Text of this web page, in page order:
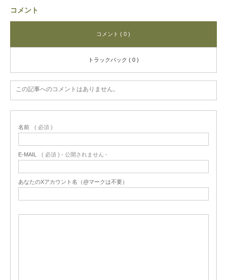
コメント
コメント ( 0 )
トラックバック ( 0 )
この記事へのコメントはありません。
名前 ( 必須 )
E-MAIL ( 必須 ) - 公開されません -
あなたのXアカウント名（@マークは不要）